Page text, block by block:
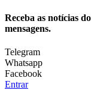
Receba as notícias
mensagens.
Telegram
Whatsapp
Facebook
Entrar